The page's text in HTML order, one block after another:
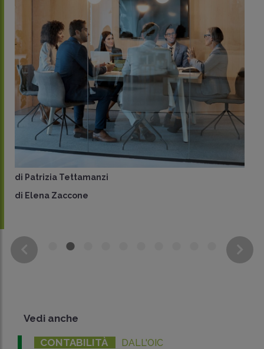
di Patrizia Tettamanzi
di Elena Zaccone
Vedi anche
CONTABILITÀ DALL'OIC